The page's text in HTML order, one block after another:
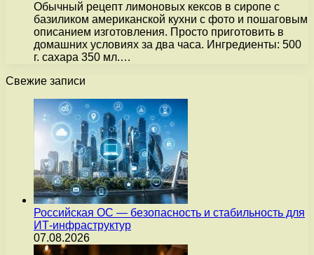
Обычный рецепт лимоновых кексов в сиропе с
базиликом американской кухни с фото и пошаговым
описанием изготовления. Просто приготовить в
домашних условиях за два часа. Ингредиенты: 500
г. сахара 350 мл.…
Свежие записи
Российская ОС — безопасность и стабильность для
ИТ-инфраструктур
07.08.2026